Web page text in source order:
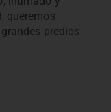
queremos
predios